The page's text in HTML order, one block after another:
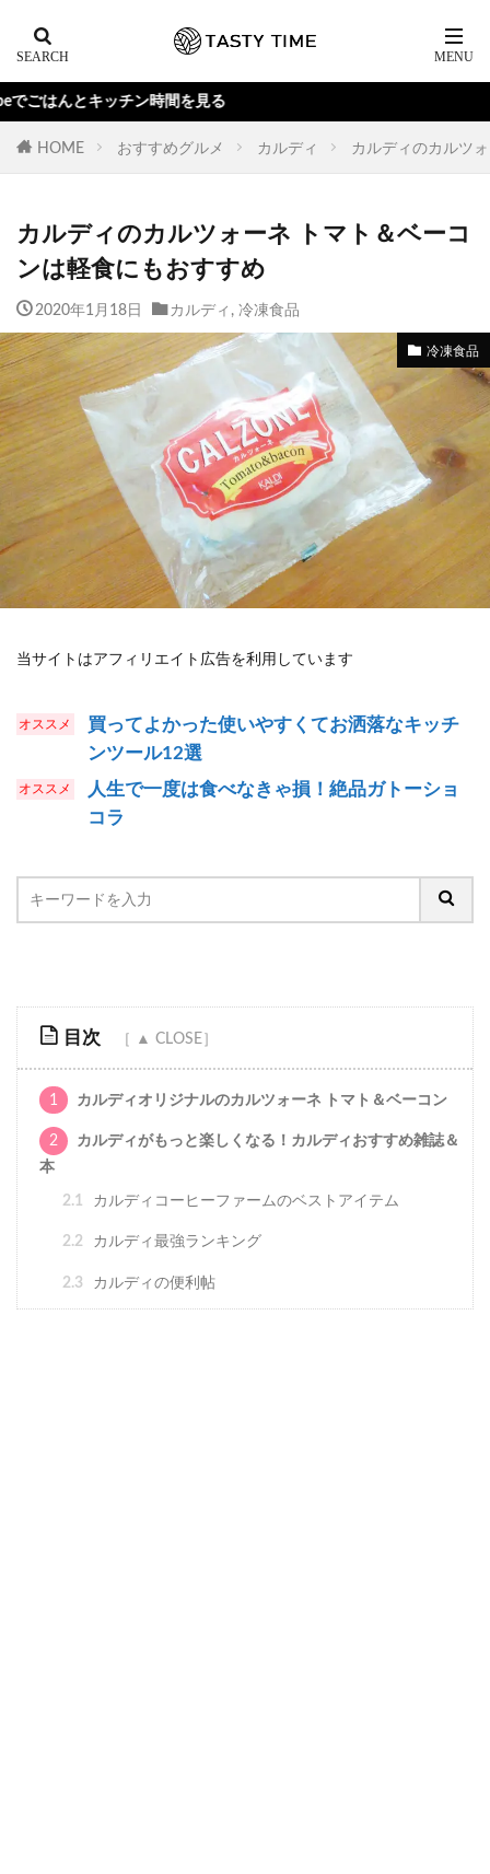
ッチン時間を見る
HOME おすすめグルメ カルディ カルディのカルツ
カルディのカルツォーネ トマト＆ベーコ
ンは軽食にもおすすめ
2020年1月18日 カルディ , 冷凍食品
冷凍食品
当サイトはアフィリエイト広告を利用しています
買ってよかった使いやすくてお洒落なキッチ
ンツール12選
人生で一度は食べなきゃ損！絶品ガトーショ
コラ
目次
1 カルディオリジナルのカルツォーネ トマト＆ベーコン
2
カルディがもっと楽しくなる！カルディおすすめ雑誌＆
本
2.1 カルディコーヒーファームのベストアイテム
2.2 カルディ最強ランキング
2.3 カルディの便利帖